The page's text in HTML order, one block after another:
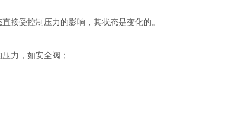
接受控制压力的影响，其状态是变化的。
力，如安全阀；